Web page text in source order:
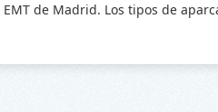
de Madrid. Los tipos de